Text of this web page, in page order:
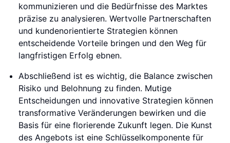
kommunizieren und die Bedürfnisse des Marktes
präzise zu analysieren. Wertvolle Partnerschaften
und kundenorientierte Strategien können
entscheidende Vorteile bringen und den Weg für
langfristigen Erfolg ebnen.
Abschließend ist es wichtig, die Balance zwischen
Risiko und Belohnung zu finden. Mutige
Entscheidungen und innovative Strategien können
transformative Veränderungen bewirken und die
Basis für eine florierende Zukunft legen. Die Kunst
des Angebots ist eine Schlüsselkomponente für